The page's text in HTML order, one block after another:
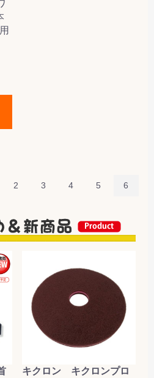
2 3 4 5 6
キクロン キクロンプロ